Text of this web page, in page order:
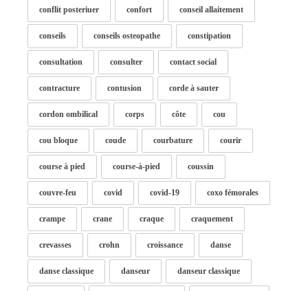
conflit posteriuer confort conseil allaitement
conseils conseils osteopathe constipation
consultation consulter contact social
contracture contusion corde à sauter
cordon ombilical corps côte cou
cou bloque coude courbature courir
course à pied course-à-pied coussin
couvre-feu covid covid-19 coxo fémorales
crampe crane craque craquement
crevasses crohn croissance danse
danse classique danseur danseur classique